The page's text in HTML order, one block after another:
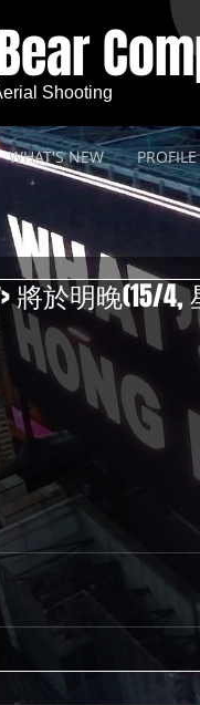
WHAT'S NEW PROFILE
Shooting
將於明晚(15/